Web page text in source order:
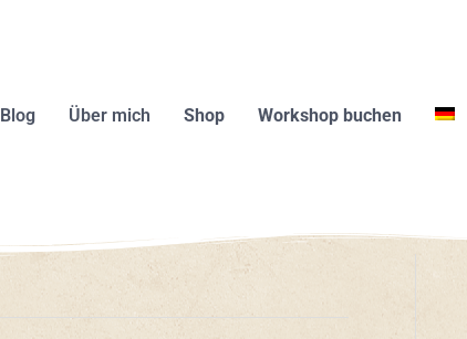
Blog Über mich Shop Workshop buchen